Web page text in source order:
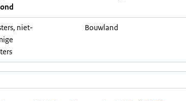
niet-
Bouwland